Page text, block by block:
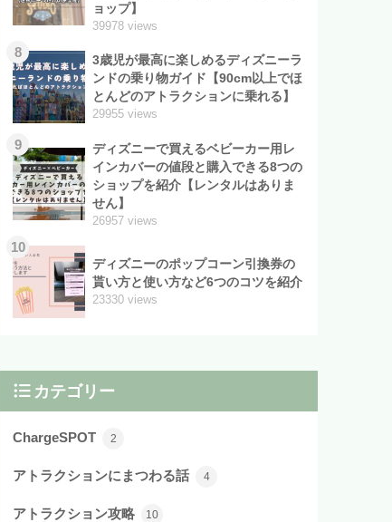
ョップ】
39978 views
8
3歳児が最高に楽しめるディズニーラ
ンドの乗り物ガイド【90cm以上でほ
とんどのアトラクションに乗れる】
29955 views
9
ディズニーで買えるベビーカー用レ
インカバーの値段と購入できる8つの
ショップを紹介【レンタルはありま
せん】
26957 views
10
ディズニーのポップコーン引換券の
貰い方と使い方など6つのコツを紹介
23330 views
カテゴリー
ChargeSPOT 2
アトラクションにまつわる話 4
アトラクション攻略 10